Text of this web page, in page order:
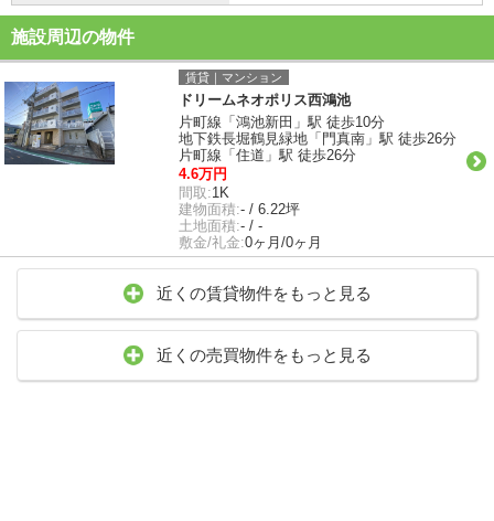
施設周辺の物件
賃貸｜マンション
ドリームネオポリス西鴻池
片町線「鴻池新田」駅 徒歩10分
地下鉄長堀鶴見緑地「門真南」駅 徒歩26分
片町線「住道」駅 徒歩26分
4.6万円
間取:1K
建物面積:- / 6.22坪
土地面積:- / -
敷金/礼金:0ヶ月/0ヶ月
近くの賃貸物件をもっと見る
近くの売買物件をもっと見る